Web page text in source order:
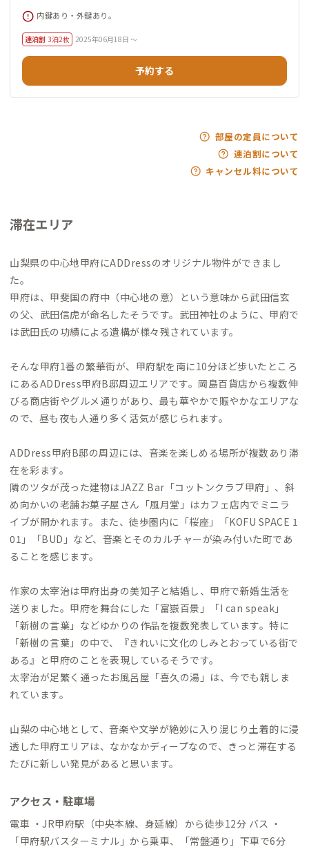
内鍵あり・外鍵あり。
連泊割 3泊2枚 2025年06月18日 ～
予約する
部屋の定員について
連泊割について
キャンセル料について
滞在エリア
山梨県の中心地甲府にADDressのオリジナル物件ができまし
た。
甲府は、甲斐国の府中（中心地の意）という意味から武田信玄
の父、武田信虎が命名したそうです。武田神社のように、甲府で
は武田氏の功績による遺構が様々残されています。
そんな甲府1番の繁華街が、甲府駅を南に10分ほど歩いたところ
にあるADDress甲府B邸周辺エリアです。岡島百貨店から複数伸
びる商店街やグルメ通りがあり、最も華やかで賑やかなエリアな
ので、昼も夜も人通り多く活気が感じられます。
ADDress甲府B邸の周辺には、音楽を楽しめる場所が複数あり滞
在を彩ます。
隣のツタが茂った建物はJAZZ Bar「コットンクラブ甲府」、斜
め向かいの老舗お菓子屋さん「風月堂」はカフェ店内でミニラ
イブが開かれます。また、徒歩圏内に「桜座」「KOFU SPACE 1
01」「BUD」など、音楽とそのカルチャーが染み付いた町であ
ることを感じます。
作家の太宰治は甲府出身の美知子と結婚し、甲府で新婚生活を
送りました。甲府を舞台にした「富嶽百景」「I can speak」
「新樹の言葉」などゆかりの作品を複数発表しています。特に
「新樹の言葉」の中で、『きれいに文化のしみとおっている街で
ある』と甲府のことを表現しているそうです。
太宰治が足繁く通ったお風呂屋「喜久の湯」は、今でも親しま
れています。
山梨の中心地として、音楽や文学が絶妙に入り混じり土着的に浸
透した甲府エリアは、なかなかディープなので、きっと滞在する
たびに新しい発見があると思います。
アクセス・駐車場
電車 ・JR甲府駅（中央本線、身延線）から徒歩12分 バス ・
「甲府駅バスターミナル」から乗車、「常盤通り」下車で6分